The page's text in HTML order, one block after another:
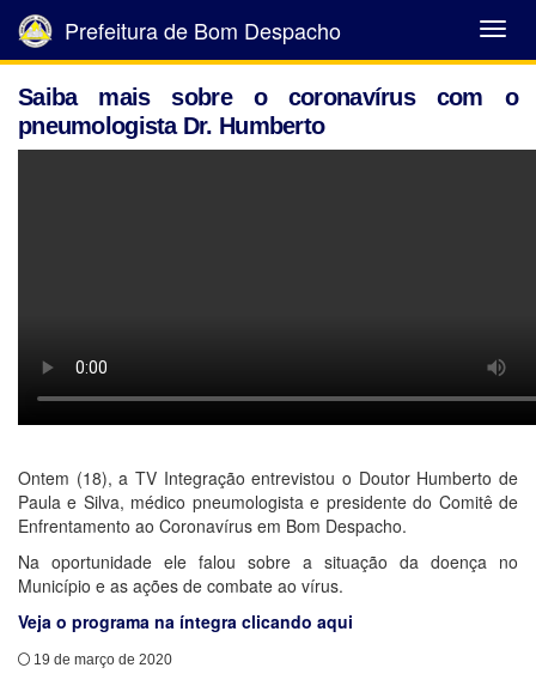
Abrir
Menu
Prefeitura de Bom Despacho
Saiba mais sobre o coronavírus com o
pneumologista Dr. Humberto
Ontem (18), a TV Integração entrevistou o Doutor Humberto de
Paula e Silva, médico pneumologista e presidente do Comitê de
Enfrentamento ao Coronavírus em Bom Despacho.
Na oportunidade ele falou sobre a situação da doença no
Município e as ações de combate ao vírus.
Veja o programa na íntegra clicando aqui
19 de março de 2020